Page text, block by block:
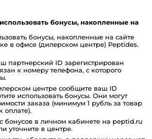
бонусы, накопленные на
бонусы, накопленные на сайте
в офисе (дилерском центре) Peptides.
партнерский ID зарегистрирован
к номеру телефона, с которого
центре сообщите ваш ID
использовать бонусы. Они могут
заказа (минимум 1 рубль за товар
оплате).
бонусов в личном кабинете на peptid.ru
уточните в центре.